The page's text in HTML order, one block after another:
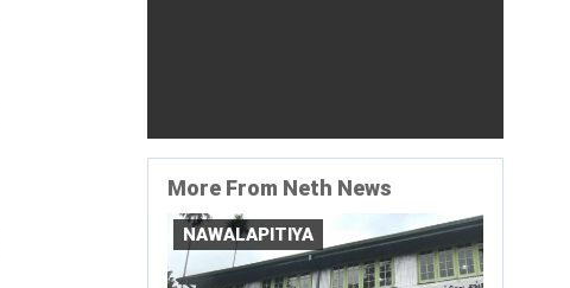
More From Neth News
NAWALAPITIYA